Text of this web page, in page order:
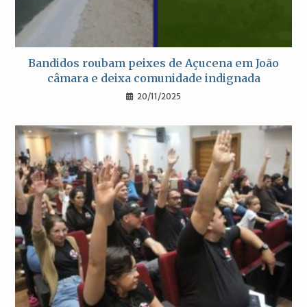
Bandidos roubam peixes de Açucena em João
câmara e deixa comunidade indignada
20/11/2025